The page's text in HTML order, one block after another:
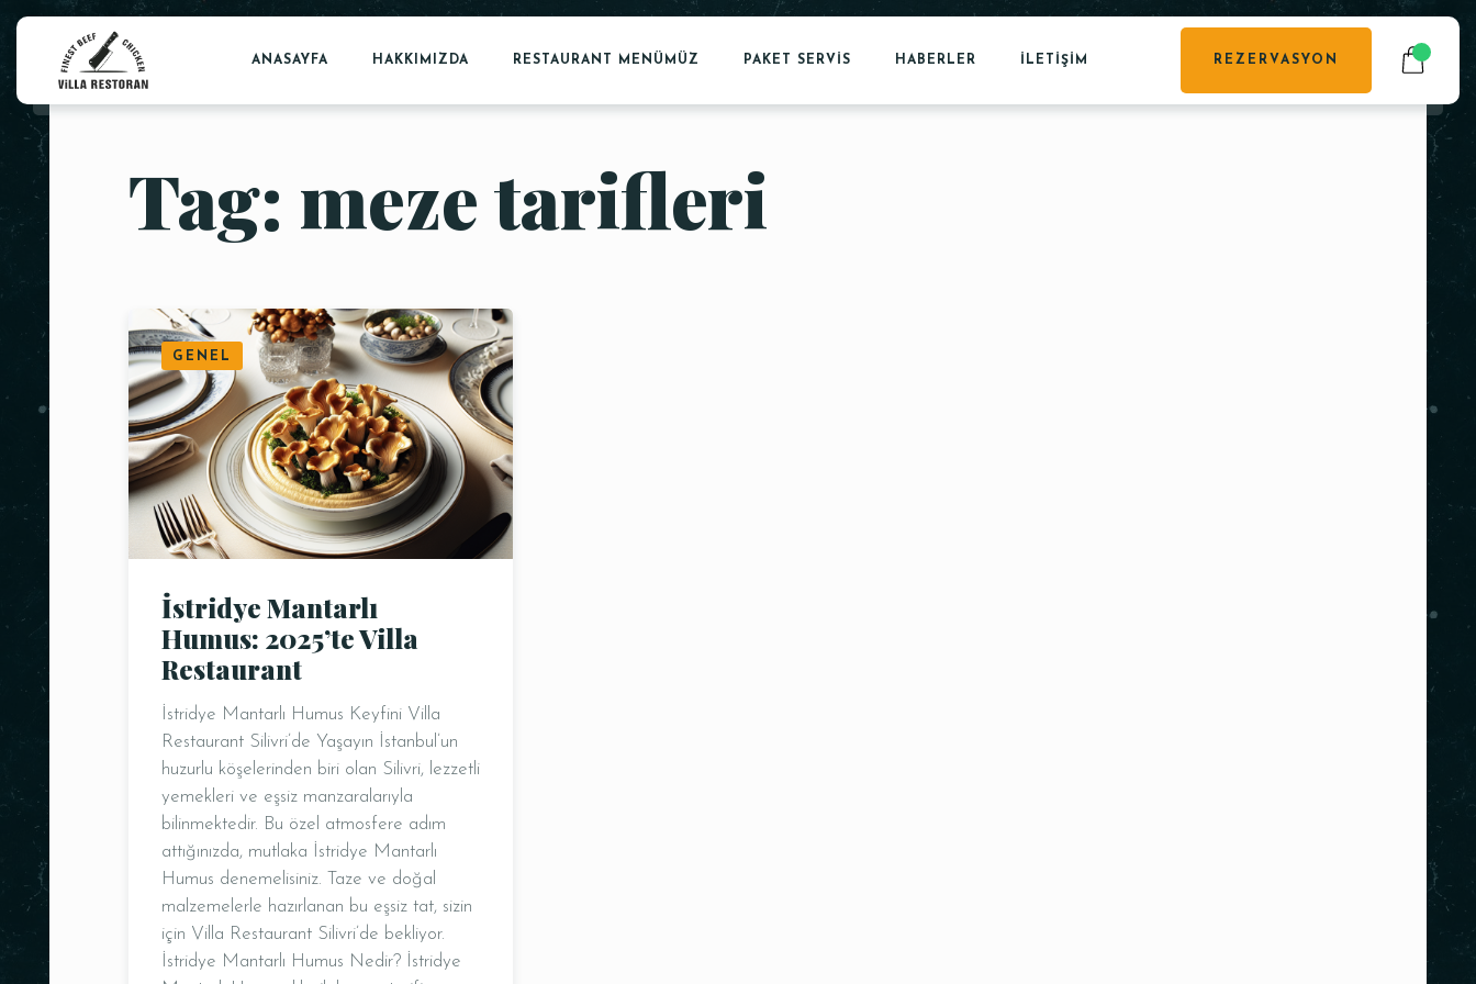
ANASAYFA HAKKIMIZDA RESTAURANT MENÜMÜZ PAKET SERVİS HABERLER İLETIŞIM REZERVASYON
Tag: meze tarifleri
GENEL
İstridye Mantarlı
Humus: 2025’te Villa
Restaurant
İstridye Mantarlı Humus Keyfini Villa
Restaurant Silivri’de Yaşayın İstanbul’un
huzurlu köşelerinden biri olan Silivri, lezzetli
yemekleri ve eşsiz manzaralarıyla
bilinmektedir. Bu özel atmosfere adım
attığınızda, mutlaka İstridye Mantarlı
Humus denemelisiniz. Taze ve doğal
malzemelerle hazırlanan bu eşsiz tat, sizin
için Villa Restaurant Silivri’de bekliyor.
İstridye Mantarlı Humus Nedir? İstridye